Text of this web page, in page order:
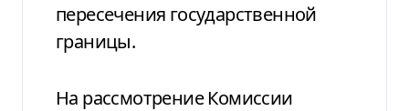
пересечения государственной
границы.
На рассмотрение Комиссии